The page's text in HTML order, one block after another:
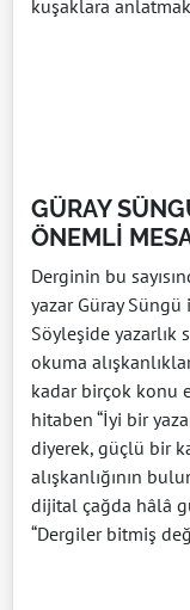
kuşaklara
GÜRAY
ÖNEMLİ
Derginin bu
yazar Güray
Söyleşide
okuma
kadar birçok konu
hitaben “İyi bir
diyerek, güçlü bir
alışkanlığının
dijital çağda hâlâ
“Dergiler bitmiş